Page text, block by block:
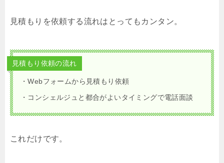
見積もりを依頼する流れはとってもカンタン。
見積もり依頼の流れ
・Webフォームから見積もり依頼
・コンシェルジュと都合がよいタイミングで電話面談
これだけです。